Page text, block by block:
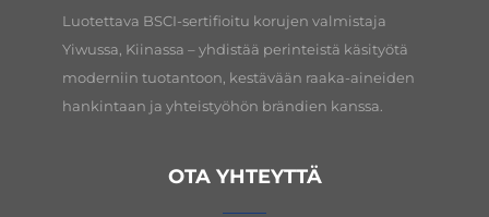
Luotettava BSCI-sertifioitu korujen valmistaja
Yiwussa, Kiinassa – yhdistää perinteistä käsityötä
moderniin tuotantoon, kestävään raaka-aineiden
hankintaan ja yhteistyöhön brändien kanssa.
OTA YHTEYTTÄ